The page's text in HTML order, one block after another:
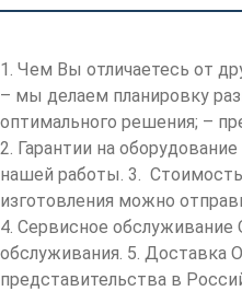
1. Чем Вы отличаетесь от
– мы делаем планировку
оптимального решения; –
2. Гарантии на
нашей работы. 3.
изготовления можно
4. Сервисное обслуживание
обслуживания. 5. Доставка
представительства в